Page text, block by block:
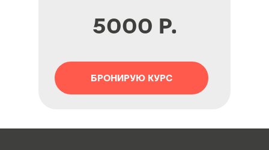
5000 Р.
БРОНИРУЮ КУРС